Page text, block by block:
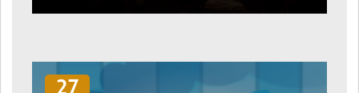
27